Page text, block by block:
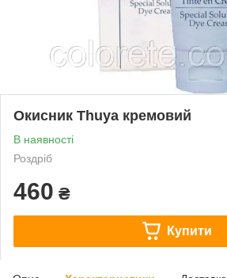
Окисник Thuya кремовий
В наявності
Роздріб
460 ₴
Купити